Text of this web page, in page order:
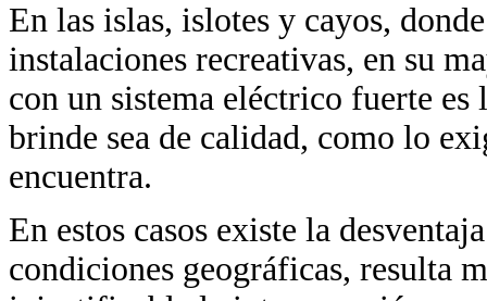
En las islas, islotes y cayos,
instalaciones recreativas, en su
con un sistema eléctrico fuerte
brinde sea de calidad, como lo
encuentra.
En estos casos existe la
condiciones geográficas, resulta